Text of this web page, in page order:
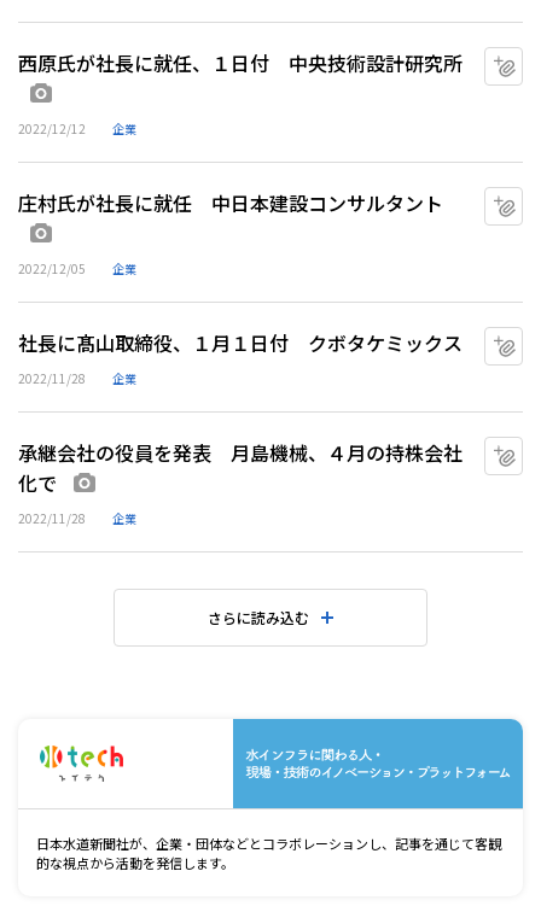
西原氏が社長に就任、１日付 中央技術設計研究所
2022/12/12 企業
庄村氏が社長に就任 中日本建設コンサルタント
2022/12/05 企業
社長に髙山取締役、１月１日付 クボタケミックス
2022/11/28 企業
承継会社の役員を発表 月島機械、４月の持株会社
化で
2022/11/28 企業
さらに読み込む
日本水道新聞社が、企業・団体などとコラボレーションし、記事を通じて客観
的な視点から活動を発信します。